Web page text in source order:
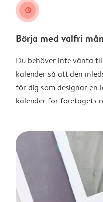
clock
Börja med valfri
Du behöver inte vänta
kalender så att den
för dig som designar en
kalender för företagets